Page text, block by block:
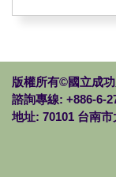
版權所有©國立成
諮詢專線: +886-6-
地址: 70101 台南